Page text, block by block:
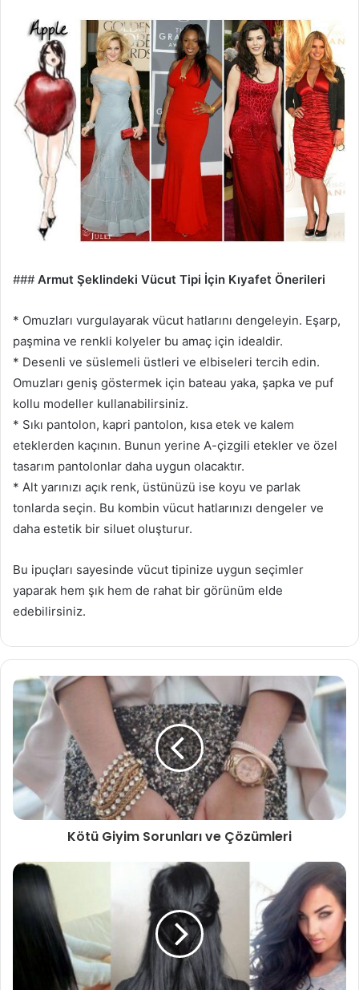
### Armut Şeklindeki Vücut Tipi İçin Kıyafet Önerileri
* Omuzları vurgulayarak vücut hatlarını dengeleyin. Eşarp,
paşmina ve renkli kolyeler bu amaç için idealdir.
* Desenli ve süslemeli üstleri ve elbiseleri tercih edin.
Omuzları geniş göstermek için bateau yaka, şapka ve puf
kollu modeller kullanabilirsiniz.
* Sıkı pantolon, kapri pantolon, kısa etek ve kalem
eteklerden kaçının. Bunun yerine A-çizgili etekler ve özel
tasarım pantolonlar daha uygun olacaktır.
* Alt yarınızı açık renk, üstünüzü ise koyu ve parlak
tonlarda seçin. Bu kombin vücut hatlarınızı dengeler ve
daha estetik bir siluet oluşturur.
Bu ipuçları sayesinde vücut tipinize uygun seçimler
yaparak hem şık hem de rahat bir görünüm elde
edebilirsiniz.
Kötü Giyim Sorunları ve Çözümleri